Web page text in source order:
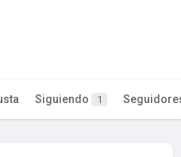
Siguiendo 1